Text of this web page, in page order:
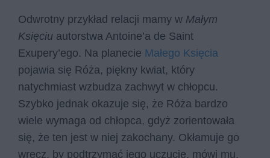
Odwrotny przykład relacji mamy w Małym
Księciu autorstwa Antoine’a de Saint
Exupery’ego. Na planecie Małego Księcia
pojawia się Róża, piękny kwiat, który
natychmiast wzbudza zachwyt w chłopcu.
Szybko jednak okazuje się, że Róża bardzo
wiele wymaga od chłopca, gdyż zorientowała
się, że ten jest w niej zakochany. Okłamuje go
wręcz, by podtrzymać jego uczucie, mówi mu,